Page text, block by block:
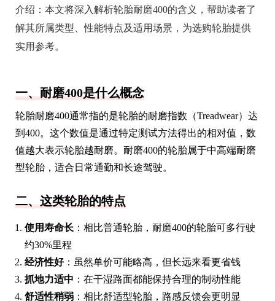
介绍： 本文将深入解析轮胎耐磨400的含义，帮助读者了
解其所属类型、性能特点及适用场景，为选购轮胎提供
实用参考。
一、耐磨400是什么概念
轮胎耐磨400通常指的是轮胎的耐磨指数（Treadwear）达
到400。这个数值是通过特定测试方法得出的相对值，数
值越大表示轮胎越耐磨。耐磨400的轮胎属于中高端耐磨
型轮胎，适合日常通勤和长途驾驶。
二、这类轮胎的特点
使用寿命长 ：相比普通轮胎，耐磨400的轮胎可多行驶
约30%里程
经济性好：虽然单价可能略高，但长远来看更省钱
抓地力适中 ：在干湿路面都能保持合理的制动性能
舒适性稍弱 ：相比舒适型轮胎，路感反馈会更明显